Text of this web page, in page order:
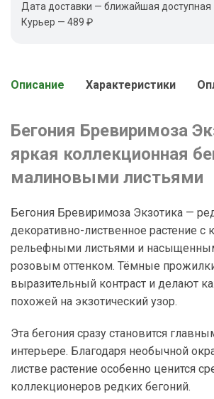
Дата доставки — ближайшая доступная
Курьер — 489 ₽
Описание Характеристики
Бегония Бревиримоза
яркая коллекционная
малиновыми листьями
Бегония Бревиримоза Экзотика —
декоративно-лиственное растение с
рельефными листьями и
розовым оттенком. Тёмные
выразительный контраст и делают
похожей на экзотический узор.
Эта бегония сразу становится
интерьере. Благодаря необычной
листве растение особенно ценится
коллекционеров редких бегоний.